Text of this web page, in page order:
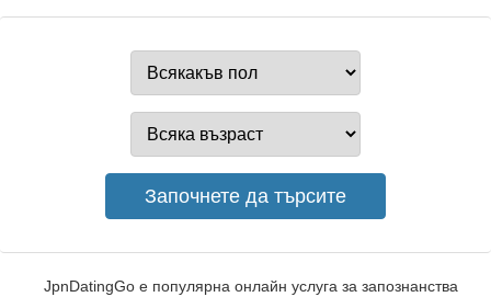
JpnDatingGo е популярна онлайн услуга за запознанства